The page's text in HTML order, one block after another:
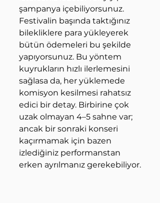
şampanya içebiliyorsunuz.
Festivalin başında taktığınız
bilekliklere para yükleyerek
bütün ödemeleri bu şekilde
yapıyorsunuz. Bu yöntem
kuyrukların hızlı ilerlemesini
sağlasa da, her yüklemede
komisyon kesilmesi rahatsız
edici bir detay. Birbirine çok
uzak olmayan 4–5 sahne var;
ancak bir sonraki konseri
kaçırmamak için bazen
izlediğiniz performanstan
erken ayrılmanız gerekebiliyor.